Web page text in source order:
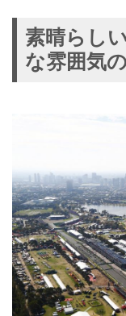
素晴らし
な雰囲気